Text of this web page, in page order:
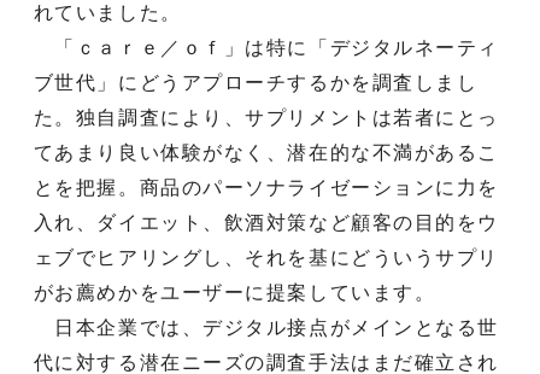
れていました。
「ｃａｒｅ／ｏｆ」は特に「デジタルネーティ
ブ世代」にどうアプローチするかを調査しまし
た。独自調査により、サプリメントは若者にとっ
てあまり良い体験がなく、潜在的な不満があるこ
とを把握。商品のパーソナライゼーションに力を
入れ、ダイエット、飲酒対策など顧客の目的をウ
ェブでヒアリングし、それを基にどういうサプリ
がお薦めかをユーザーに提案しています。
日本企業では、デジタル接点がメインとなる世
代に対する潜在ニーズの調査手法はまだ確立され